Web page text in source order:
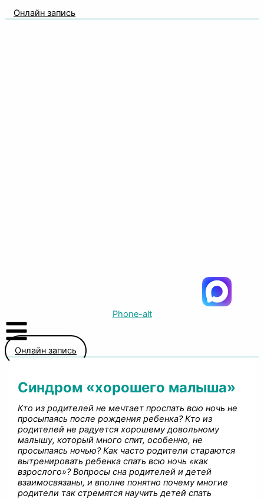
Онлайн запись
Phone-alt
Онлайн запись
Синдром «хорошего малыша»
Кто из родителей не мечтает проспать всю ночь не
просыпаясь после рождения ребенка? Кто из
родителей не радуется хорошему довольному
малышу, который много спит, особенно, не
просыпаясь ночью? Как часто родители стараются
вытренировать ребенка спать всю ночь «как
взрослого»? Вопросы сна родителей и детей
взаимосвязаны, и вполне понятно почему многие
родители так стремятся научить детей спать